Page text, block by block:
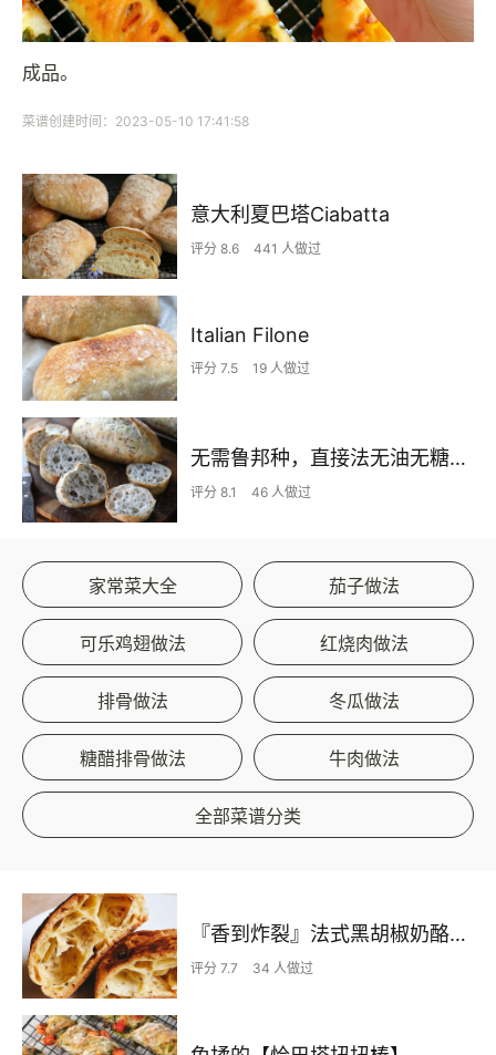
成品。
菜谱创建时间：2023-05-10 17:41:58
意大利夏巴塔Ciabatta
评分 8.6 441 人做过
Italian Filone
评分 7.5 19 人做过
无需鲁邦种，直接法无油无糖谷物欧包
评分 8.1 46 人做过
家常菜大全 茄子做法
可乐鸡翅做法 红烧肉做法
排骨做法 冬瓜做法
糖醋排骨做法 牛肉做法
全部菜谱分类
『香到炸裂』法式黑胡椒奶酪球|简单到想哭
评分 7.7 34 人做过